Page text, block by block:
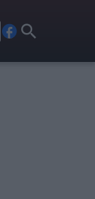
cebkaj